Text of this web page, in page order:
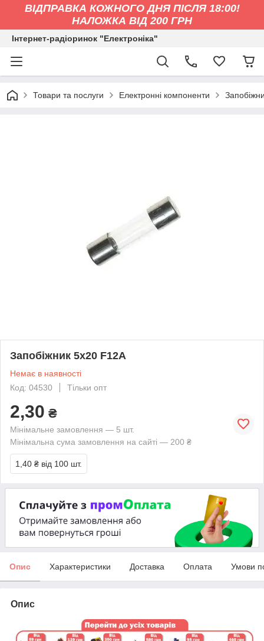
ВІДПРАВКА КОЖНОГО ДНЯ ПІСЛЯ 18:00!
НАЛОЖКА ВІД 200 ГРН
Інтернет-радіоринок "Електроніка"
Товари та послуги Електронні компоненти
Запобіжник 5x20 F12A
Немає в наявності
Код: 04530
Тільки опт
2,30 ₴
Мінімальне замовлення — 5 шт.
Мінімальна сума замовлення на сайті — 200 ₴
1,40 ₴ від 100 шт.
Опис Характеристики Доставка Оплата Умови
Опис